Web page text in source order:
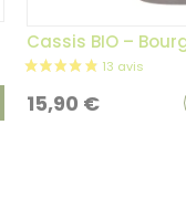
Cassis BIO –
15,90 €